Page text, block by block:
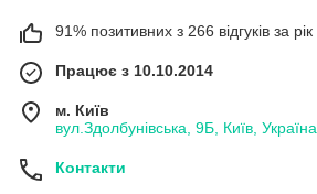
91% позитивних з 266 відгуків за рік
Працює з 10.10.2014
м. Київ
вул.Здолбунівська, 9Б, Київ, Україна
Контакти